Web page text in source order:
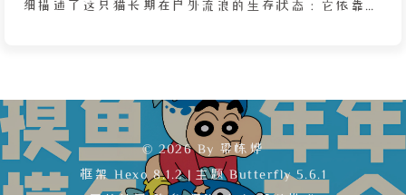
细描述了这只猫长期在户外流浪的生存状态：它依靠翻
楼并守在家门口久久不去，导致作者和母亲无法正常外
出散步。作者虽觉得猫可爱，但因自身长期患有鼻炎、
对猫毛过敏，且家中已养了三只宠物乌龟（猫的捕猎本
领会威胁乌龟安全），加之作者从小在城市楼房长大，
© 2026 By 梁栋烨
框架Hexo 8.1.2 | 主题Butterfly 5.6.1